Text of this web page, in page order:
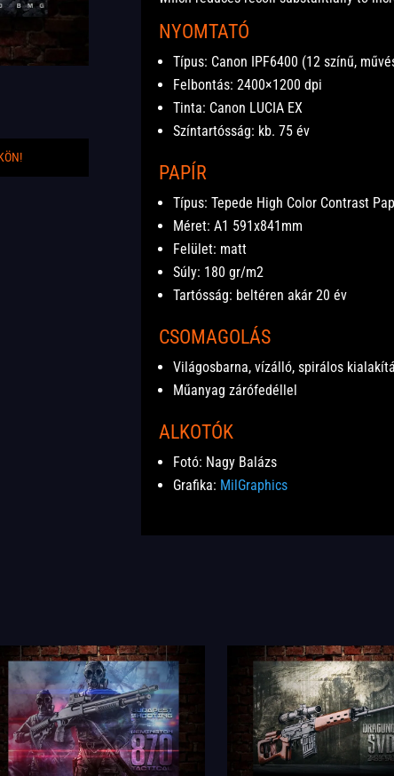
NYOMTATÓ
Típus: Canon IPF6400 (12 színű,
Felbontás: 2400×1200 dpi
Tinta: Canon LUCIA EX
Színtartósság: kb. 75 év
PAPÍR
Típus: Tepede High Color Contrast
Méret: A1 591x841mm
Felület: matt
Súly: 180 gr/m2
Tartósság: beltéren akár 20 év
CSOMAGOLÁS
Világosbarna, vízálló, spirálos
Műanyag zárófedéllel
ALKOTÓK
Fotó: Nagy Balázs
Grafika: MilGraphics